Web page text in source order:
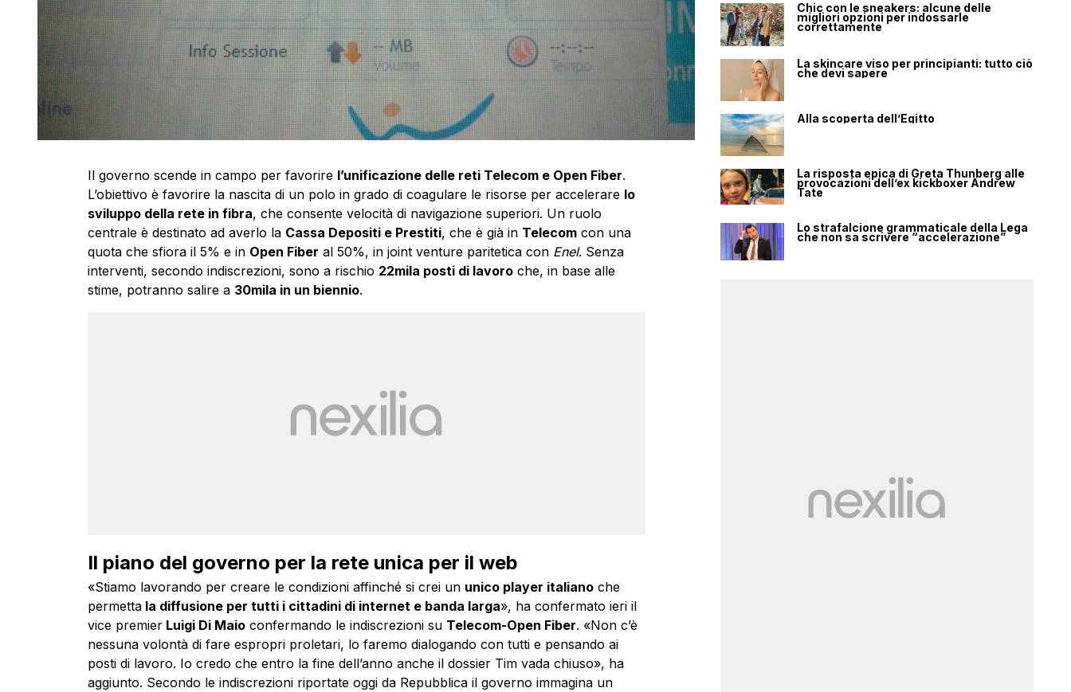
Il governo scende in campo per favorire l’unificazione delle reti Telecom e Open Fiber.
L’obiettivo è favorire la nascita di un polo in grado di coagulare le risorse per accelerare lo
sviluppo della rete in fibra, che consente velocità di navigazione superiori. Un ruolo
centrale è destinato ad averlo la Cassa Depositi e Prestiti, che è già in Telecomcon una
quota che sfiora il 5% e in Open Fiber al 50%, in joint venture paritetica con Enel. Senza
interventi, secondo indiscrezioni, sono a rischio 22mila posti di lavoroche, in base alle
stime, potranno salire a 30mila in un biennio.
Il piano del governo per la rete unica per il web
«Stiamo lavorando per creare le condizioni affinché si crei un unico player italianoche
permettala diffusione per tutti i cittadini di internet e banda larga», ha confermato ieri il
vice premierLuigi Di Maioconfermando le indiscrezioni su Telecom-Open Fiber. «Non c’è
nessuna volontà di fare espropri proletari, lo faremo dialogando con tutti e pensando ai
posti di lavoro. Io credo che entro la fine dell’anno anche il dossier Tim vada chiuso», ha
aggiunto. Secondo le indiscrezioni riportate oggi da Repubblica il governo immagina un
Chic con le sneakers: alcune delle
migliori opzioni per indossarle
correttamente
La skincare viso per principianti: tutto ciò
che devi sapere
Alla scoperta dell’Egitto
La risposta epica di Greta Thunberg alle
provocazioni dell’ex kickboxer Andrew
Tate
Lo strafalcione grammaticale della Lega
che non sa scrivere “accelerazione”